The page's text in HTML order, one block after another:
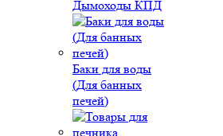
Дымоходы КПД
Баки для воды
(Для банных
печей)